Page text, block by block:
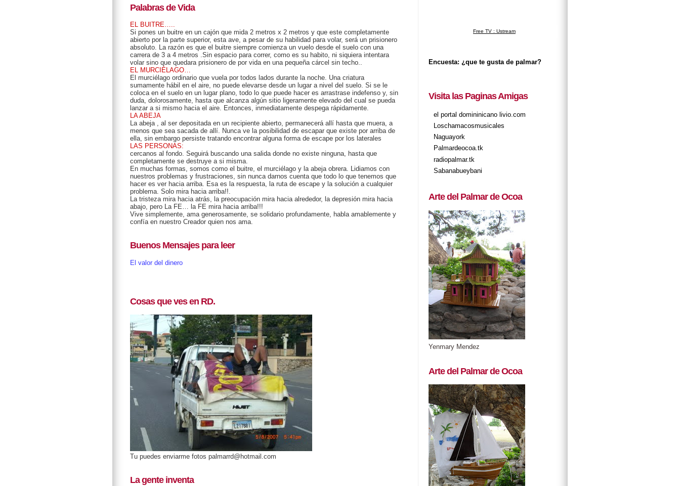
Palabras de Vida
EL BUITRE…..
Si pones un buitre en un cajón que mida 2 metros x 2 metros y que este completamente
abierto por la parte superior, esta ave, a pesar de su habilidad para volar, será un prisionero
absoluto. La razón es que el buitre siempre comienza un vuelo desde el suelo con una
carrera de 3 a 4 metros .Sin espacio para correr, como es su habito, ni siquiera intentara
volar sino que quedara prisionero de por vida en una pequeña cárcel sin techo..
EL MURCIÉLAGO…
El murciélago ordinario que vuela por todos lados durante la noche. Una criatura
sumamente hábil en el aire, no puede elevarse desde un lugar a nivel del suelo. Si se le
coloca en el suelo en un lugar plano, todo lo que puede hacer es arrastrase indefenso y, sin
duda, dolorosamente, hasta que alcanza algún sitio ligeramente elevado del cual se pueda
lanzar a si mismo hacia el aire. Entonces, inmediatamente despega rápidamente.
LA ABEJA
La abeja , al ser depositada en un recipiente abierto, permanecerá allí hasta que muera, a
menos que sea sacada de allí. Nunca ve la posibilidad de escapar que existe por arriba de
ella, sin embargo persiste tratando encontrar alguna forma de escape por los laterales
LAS PERSONAS:
cercanos al fondo. Seguirá buscando una salida donde no existe ninguna, hasta que
completamente se destruye a si misma.
En muchas formas, somos como el buitre, el murciélago y la abeja obrera. Lidiamos con
nuestros problemas y frustraciones, sin nunca darnos cuenta que todo lo que tenemos que
hacer es ver hacia arriba. Esa es la respuesta, la ruta de escape y la solución a cualquier
problema. Solo mira hacia arriba!!.
La tristeza mira hacia atrás, la preocupación mira hacia alrededor, la depresión mira hacia
abajo, pero La FE… la FE mira hacia arriba!!!
Vive simplemente, ama generosamente, se solidario profundamente, habla amablemente y
confía en nuestro Creador quien nos ama.
Buenos Mensajes para leer
El valor del dinero
Cosas que ves en RD.
Tu puedes enviarme fotos palmarrd@hotmail.com
La gente inventa
Free TV : Ustream
Encuesta: ¿que te gusta de palmar?
Visita las Paginas Amigas
el portal domininicano livio.com
Loschamacosmusicales
Naguayork
Palmardeocoa.tk
radiopalmar.tk
Sabanabueybani
Arte del Palmar de Ocoa
Yenmary Mendez
Arte del Palmar de Ocoa